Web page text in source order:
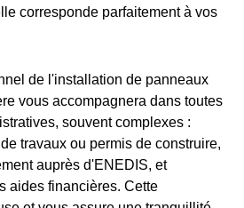
corresponde parfaitement à vos
de l'installation de panneaux
vous accompagnera dans toutes
souvent complexes :
travaux ou permis de construire,
auprès d'ENEDIS, et
aides financières. Cette